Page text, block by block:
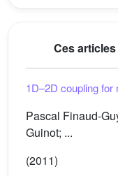
Ces
1D–2D coupling
Pascal Finaud-
Guinot; ...
(2011)